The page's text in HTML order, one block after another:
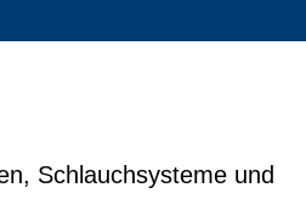
Schlauchsysteme und